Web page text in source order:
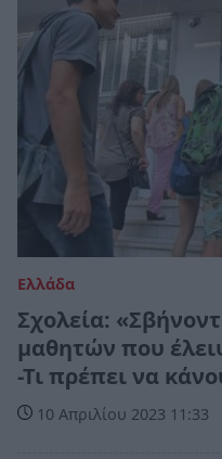
Ελλάδα
Σχολεία:
μαθητών που
-Τι πρέπει να
10 Απριλίου 2023 11:33